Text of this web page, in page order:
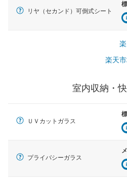
リヤ（セカンド）可倒式シート
楽天
室内収納・
ＵＶカットガラス
プライバシーガラス